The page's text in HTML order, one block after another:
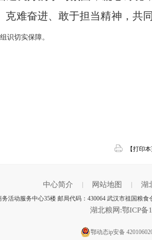
难奋进、敢于担当精神， 共
识切实保障。
【打印本
中心简介 网站地图 湖
活动服务中心35楼 邮局代码：430064 武汉市祖国粮
湖北粮网:鄂ICP备
鄂动态ip安备